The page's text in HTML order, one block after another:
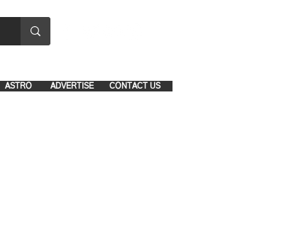
CONTACT US
ADVERTISE
ASTRO